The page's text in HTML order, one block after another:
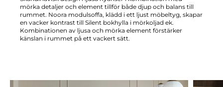
mörka detaljer och element tillför både djup och balans till
rummet. Noora modulsoffa, klädd i ett ljust möbeltyg, skapar
en vacker kontrast till Silent bokhylla i mörkoljad ek.
Kombinationen av ljusa och mörka element förstärker
känslan i rummet på ett vackert sätt.